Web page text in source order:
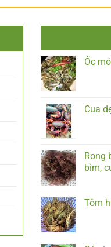
Ốc
Cua
Rong
bìm,
Tôm